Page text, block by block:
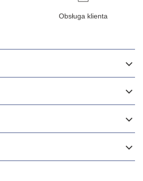
Obsługa klienta